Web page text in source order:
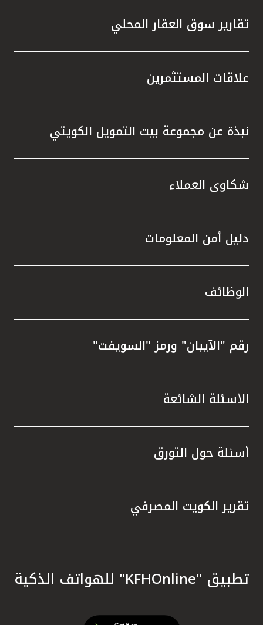
تقارير سوق العقار المحلي
علاقات المستثمرين
نبذة عن مجموعة بيت التمويل الكويتي
شكاوى العملاء
دليل أمن المعلومات
الوظائف
رقم "الآيبان" ورمز "السويفت"
الأسئلة الشائعة
أسئلة حول التورق
تقرير الكويت المصرفي
تطبيق "KFHOnline" للهواتف الذكية